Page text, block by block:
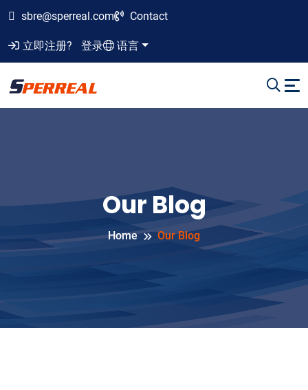
sbre@sperreal.com Contact
立即注册? 登录 语言
Our Blog
Home Our Blog